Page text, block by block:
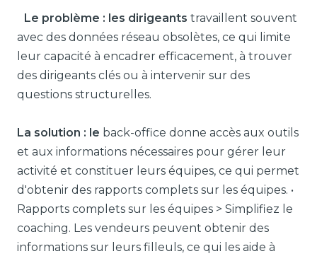
Le problème : les dirigeants travaillent souvent
avec des données réseau obsolètes, ce qui limite
leur capacité à encadrer efficacement, à trouver
des dirigeants clés ou à intervenir sur des
questions structurelles.
La solution : le back-office donne accès aux outils
et aux informations nécessaires pour gérer leur
activité et constituer leurs équipes, ce qui permet
d'obtenir des rapports complets sur les équipes. •
Rapports complets sur les équipes > Simplifiez le
coaching. Les vendeurs peuvent obtenir des
informations sur leurs filleuls, ce qui les aide à